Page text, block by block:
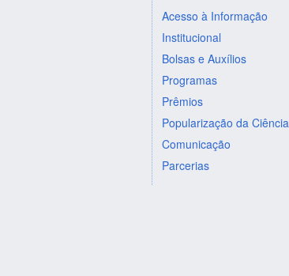
Acesso à Informação
Institucional
Bolsas e Auxílios
Programas
Prêmios
Popularização da Ciência
Comunicação
Parcerias